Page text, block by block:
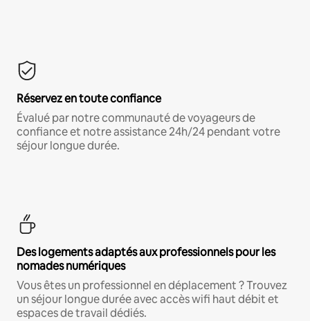
Réservez en toute confiance
Évalué par notre communauté de voyageurs de
confiance et notre assistance 24h/24 pendant votre
séjour longue durée.
Des logements adaptés aux professionnels pour les
nomades numériques
Vous êtes un professionnel en déplacement ? Trouvez
un séjour longue durée avec accès wifi haut débit et
espaces de travail dédiés.